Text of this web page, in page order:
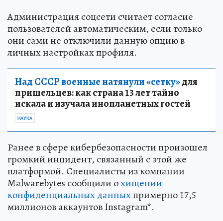
Администрация соцсети считает согласие
пользователей автоматическим, если только
они сами не отключили данную опцию в
личных настройках профиля.
Над СССР военные натянули «сетку»для
пришельцев: как страна 13 лет тайно
искала и изучала инопланетных гостей
НАУКА
Ранее в сфере кибербезопасности произошел
громкий инцидент, связанный с этой же
платформой. Специалисты из компании
Malwarebytes сообщили охищении
конфиденциальных данныхпримерно 17,5
миллионов аккаунтов Instagram*.